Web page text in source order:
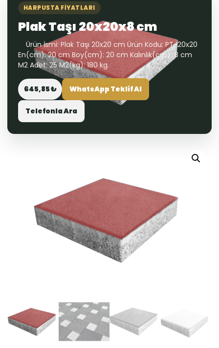
HARPUSTA FIYATLARI
Plak Taşı 20x20x8 cm
Ürün İsmi: Plak Taşı 20x20 cm Ürün Kodu: PT-20x20
En(cm): 20 cm Boy(cm): 20 cm Kalınlık(cm): 8 cm
M2 Adet: 25 M2(kg): 180 kg.
645,85 ₺ WhatsApp Teklif Al
Telefonla Ara